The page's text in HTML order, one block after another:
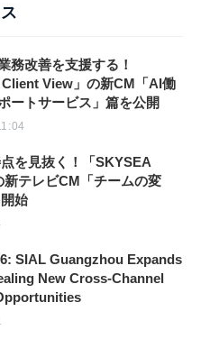
務改善を支援する！
Client View」の新CM「AI働
ートサービス」篇を公開
を見抜く！「SKYSEA
テレビCM「チームの変
始
SIAL Guangzhou Expands
New Cross-Channel